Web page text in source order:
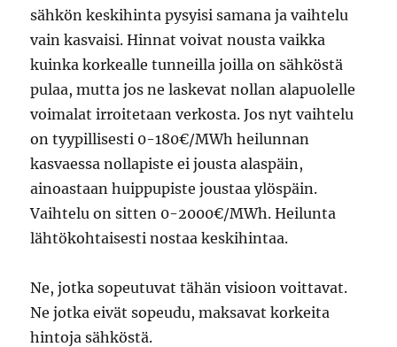
sähkön keskihinta pysyisi samana ja vaihtelu
vain kasvaisi. Hinnat voivat nousta vaikka
kuinka korkealle tunneilla joilla on sähköstä
pulaa, mutta jos ne laskevat nollan alapuolelle
voimalat irroitetaan verkosta. Jos nyt vaihtelu
on tyypillisesti 0-180€/MWh heilunnan
kasvaessa nollapiste ei jousta alaspäin,
ainoastaan huippupiste joustaa ylöspäin.
Vaihtelu on sitten 0-2000€/MWh. Heilunta
lähtökohtaisesti nostaa keskihintaa.
Ne, jotka sopeutuvat tähän visioon voittavat.
Ne jotka eivät sopeudu, maksavat korkeita
hintoja sähköstä.